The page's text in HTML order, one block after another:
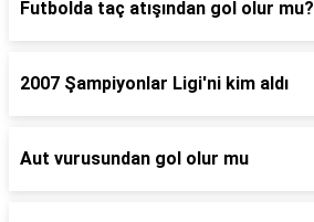
Futbolda taç atışından gol olur mu?
2007 Şampiyonlar Ligi'ni kim aldı
Aut vurusundan gol olur mu